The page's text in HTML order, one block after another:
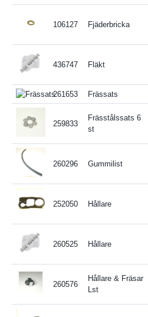
106127 Fjäderbricka
436747 Fläkt
261653 Frässats
259833
Frässtålssats 6
st
260296 Gummilist
252050 Hållare
260525 Hållare
260576
Hållare & Fräsar
Lst